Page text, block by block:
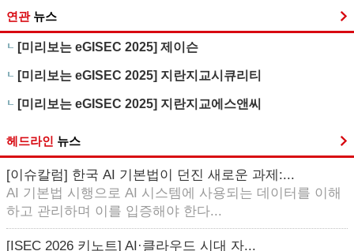
연관 뉴스
[미리보는 eGISEC 2025] 제이슨
[미리보는 eGISEC 2025] 지란지교시큐리티
[미리보는 eGISEC 2025] 지란지교에스앤씨
헤드라인 뉴스
[이슈칼럼] 한국 AI 기본법이 던진 새로운 과제:...
AI 기본법 시행으로 AI 시스템에 사용되는 데이터를 이해
하고 관리하며 이를 입증해야 한다...
[ISEC 2026 키노트] AI·클라우드 시대 자...